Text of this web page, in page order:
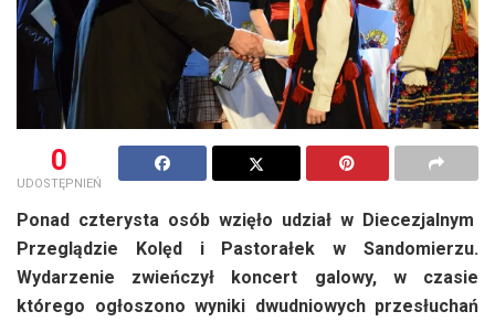
0
UDOSTĘPNIEŃ
Ponad czterysta osób wzięło udział w Diecezjalnym
Przeglądzie Kolęd i Pastorałek w Sandomierzu.
Wydarzenie zwieńczył koncert galowy, w czasie
którego ogłoszono wyniki dwudniowych przesłuchań